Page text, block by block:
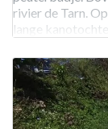
rivier de Tarn.
lange